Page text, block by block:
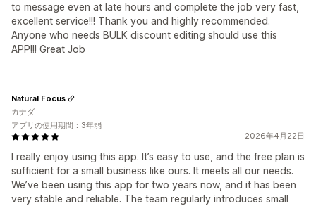
to message even at late hours and complete the job very fast,
excellent service!!! Thank you and highly recommended.
Anyone who needs BULK discount editing should use this
APP!!! Great Job
2026年4月22日
I really enjoy using this app. It’s easy to use, and the free plan is
sufficient for a small business like ours. It meets all our needs.
We’ve been using this app for two years now, and it has been
very stable and reliable. The team regularly introduces small
Natural Focus
カナダ
アプリの使用期間：3年弱